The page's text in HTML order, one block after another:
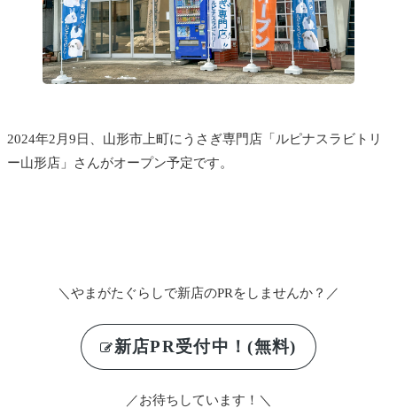
2024年2月9日、山形市上町にうさぎ専門店「ルピナスラビトリ
ー山形店」さんがオープン予定です。
＼やまがたぐらしで新店のPRをしませんか？／
新店PR受付中！(無料)
／お待ちしています！＼